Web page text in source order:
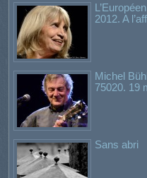
2012. A
Michel
75020. 19
Sans abri